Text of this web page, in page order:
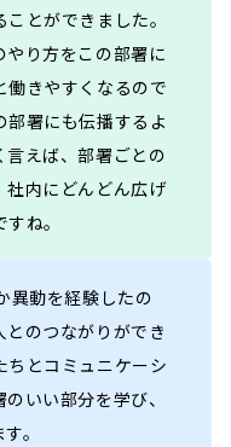
とができました。
やり方をこの部署に
働きやすくなるので
部署にも伝播するよ
言えば、部署ごとの
社内にどんどん広げ
ね。
異動を経験したの
とのつながりができ
ちとコミュニケーシ
いい部分を学び、
。